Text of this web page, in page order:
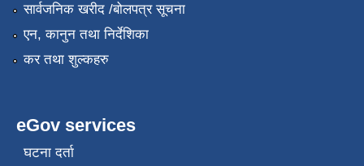
सार्वजनिक खरीद /बोलपत्र सूचना
एन, कानुन तथा निर्देशिका
कर तथा शुल्कहरु
eGov services
घटना दर्ता